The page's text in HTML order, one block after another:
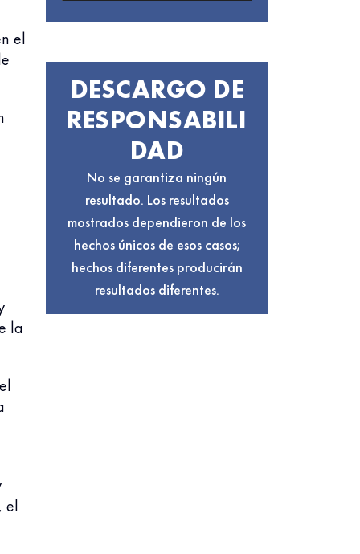
el
la
el
DESCARGO DE
RESPONSABILI
DAD
No se garantiza ningún
resultado. Los resultados
mostrados dependieron de los
hechos únicos de esos casos;
hechos diferentes producirán
resultados diferentes.